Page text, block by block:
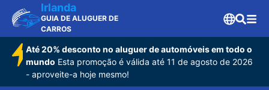
Irlanda
GUIA DE ALUGUER DE
CARROS
Até 20% desconto no aluguer de automóveis em todo o
mundo Esta promoção é válida até 11 de agosto de 2026
- aproveite-a hoje mesmo!